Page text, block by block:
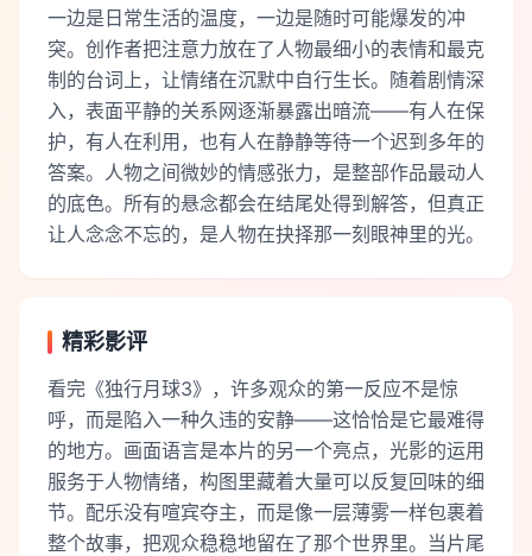
一边是日常生活的温度，一边是随时可能爆发的冲
突。创作者把注意力放在了人物最细小的表情和最克
制的台词上，让情绪在沉默中自行生长。随着剧情深
入，表面平静的关系网逐渐暴露出暗流——有人在保
护，有人在利用，也有人在静静等待一个迟到多年的
答案。人物之间微妙的情感张力，是整部作品最动人
的底色。所有的悬念都会在结尾处得到解答，但真正
让人念念不忘的，是人物在抉择那一刻眼神里的光。
精彩影评
看完《独行月球3》，许多观众的第一反应不是惊
呼，而是陷入一种久违的安静——这恰恰是它最难得
的地方。画面语言是本片的另一个亮点，光影的运用
服务于人物情绪，构图里藏着大量可以反复回味的细
节。配乐没有喧宾夺主，而是像一层薄雾一样包裹着
整个故事，把观众稳稳地留在了那个世界里。当片尾